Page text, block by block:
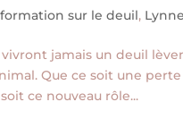
formation sur le deuil,
jamais un deuil
Que ce soit une
ce nouveau rôle...